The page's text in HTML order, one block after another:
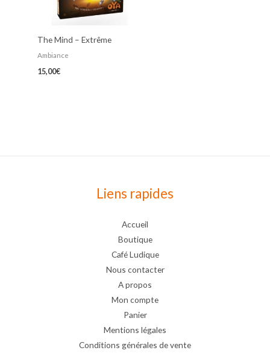
The Mind – Extrême
Ambiance
15,00€
Liens rapides
Accueil
Boutique
Café Ludique
Nous contacter
A propos
Mon compte
Panier
Mentions légales
Conditions générales de vente